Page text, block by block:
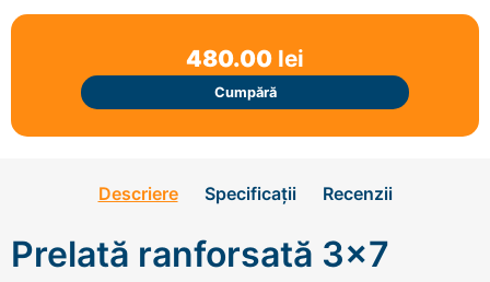
480.00 lei
Cumpără
Descriere Specificații Recenzii
Prelată ranforsată 3x7